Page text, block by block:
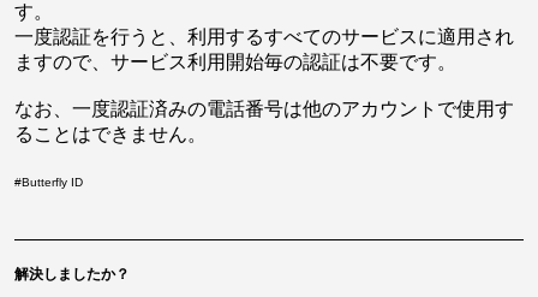
す。
一度認証を行うと、利用するすべてのサービスに適用され
ますので、サービス利用開始毎の認証は不要です。
なお、一度認証済みの電話番号は他のアカウントで使用す
ることはできません。
#Butterfly ID
解決しましたか？